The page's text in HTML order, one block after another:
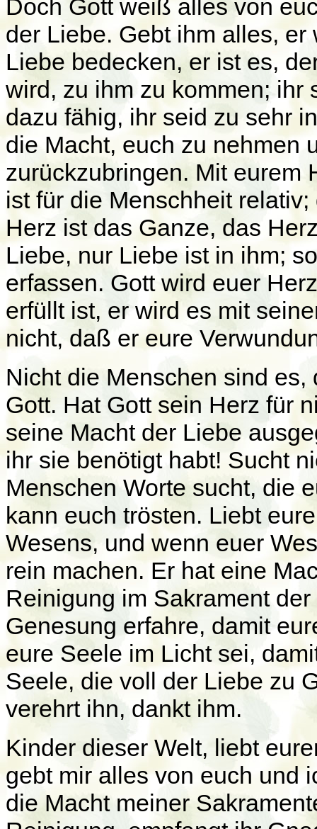
Doch Gott weiß alles von
der Liebe. Gebt ihm alles,
Liebe bedecken, er ist es,
wird, zu ihm zu kommen; ihr
dazu fähig, ihr seid zu sehr
die Macht, euch zu nehmen
zurückzubringen. Mit eurem
ist für die Menschheit
Herz ist das Ganze, das
Liebe, nur Liebe ist in ihm;
erfassen. Gott wird euer
erfüllt ist, er wird es mit
nicht, daß er eure
Nicht die Menschen sind
Gott. Hat Gott sein Herz für
seine Macht der Liebe
ihr sie benötigt habt! Sucht
Menschen Worte sucht, die
kann euch trösten. Liebt
Wesens, und wenn euer
rein machen. Er hat eine
Reinigung im Sakrament
Genesung erfahre, damit
eure Seele im Licht sei,
Seele, die voll der Liebe zu
verehrt ihn, dankt ihm.
Kinder dieser Welt, liebt
gebt mir alles von euch und
die Macht meiner